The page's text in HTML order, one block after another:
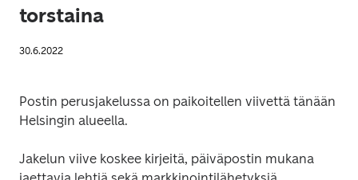
torstaina
30.6.2022
Postin perusjakelussa on paikoitellen viivettä tänään
Helsingin alueella.
Jakelun viive koskee kirjeitä, päiväpostin mukana